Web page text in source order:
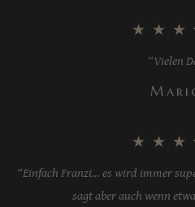
“Vielen
“Einfach Franzi… es wird immer
sagt aber auch wenn